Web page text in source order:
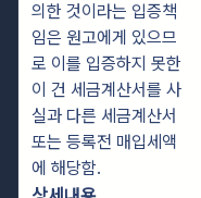
의한 것이라는 입증책
임은 원고에게 있으므
로 이를 입증하지 못한
이 건 세금계산서를 사
실과 다른 세금계산서
또는 등록전 매입세액
에 해당함.